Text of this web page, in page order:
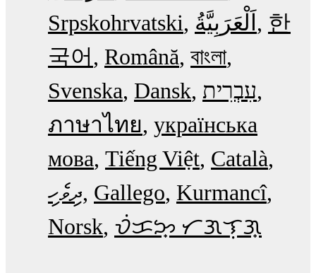
Srpskohrvatski
한
국어
Română বাংলা
Svenska Dansk עִבְרִית
ภาษาไทย українська
мова Tiếng Việt Català
ދިވެހި Gallego Kurmancî
Norsk ᜏᜒᜃᜅ᜔ ᜆᜄᜎᜓᜄ᜔